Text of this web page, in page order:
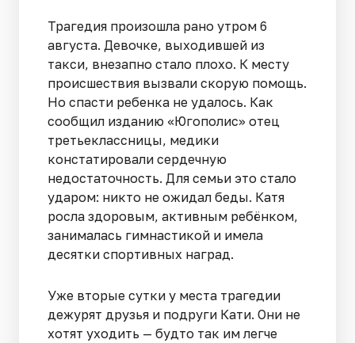
Трагедия произошла рано утром 6
августа. Девочке, выходившей из
такси, внезапно стало плохо. К месту
происшествия вызвали скорую помощь.
Но спасти ребенка не удалось. Как
сообщил изданию «Югополис» отец
третьеклассницы, медики
констатировали сердечную
недостаточность. Для семьи это стало
ударом: никто не ожидал беды. Катя
росла здоровым, активным ребёнком,
занималась гимнастикой и имела
десятки спортивных наград.
Уже вторые сутки у места трагедии
дежурят друзья и подруги Кати. Они не
хотят уходить — будто так им легче